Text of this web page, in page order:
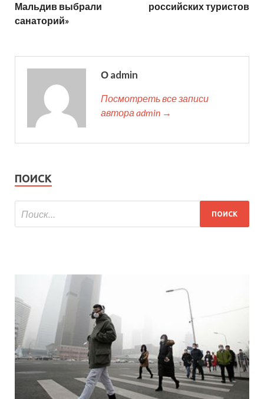
Мальдив выбрали
санаторий»
российских туристов
О admin
Посмотреть все записи
автора admin →
ПОИСК